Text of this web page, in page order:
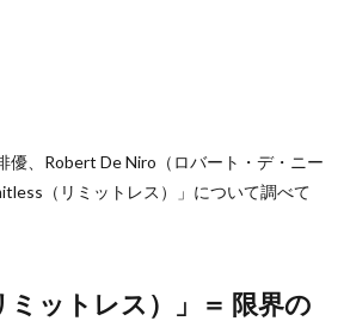
優、Robert De Niro（ロバート・デ・ニー
（リミットレス）」について調べて
ミットレス）」＝ 限界の